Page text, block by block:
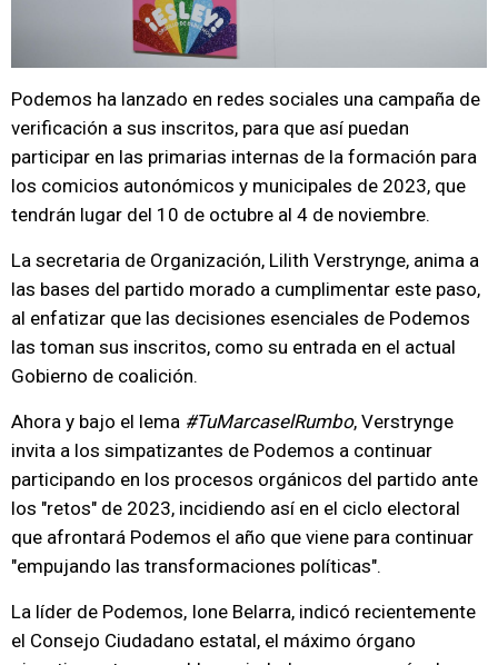
Podemos ha lanzado en redes sociales una campaña de
verificación a sus inscritos, para que así puedan
participar en las primarias internas de la formación para
los comicios autonómicos y municipales de 2023, que
tendrán lugar del 10 de octubre al 4 de noviembre.
La secretaria de Organización, Lilith Verstrynge, anima a
las bases del partido morado a cumplimentar este paso,
al enfatizar que las decisiones esenciales de Podemos
las toman sus inscritos, como su entrada en el actual
Gobierno de coalición.
Ahora y bajo el lema #TuMarcaselRumbo, Verstrynge
invita a los simpatizantes de Podemos a continuar
participando en los procesos orgánicos del partido ante
los "retos" de 2023, incidiendo así en el ciclo electoral
que afrontará Podemos el año que viene para continuar
"empujando las transformaciones políticas".
La líder de Podemos, Ione Belarra, indicó recientemente
el Consejo Ciudadano estatal, el máximo órgano